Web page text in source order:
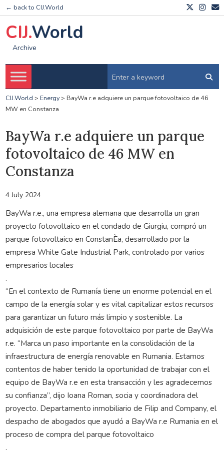
← back to CIJ.World
CIJ.World
Archive
CIJ.World > Energy> BayWa r.e adquiere un parque fotovoltaico de 46
MW en Constanza
BayWa r.e adquiere un parque
fotovoltaico de 46 MW en
Constanza
4 July 2024
BayWa r.e., una empresa alemana que desarrolla un gran
proyecto fotovoltaico en el condado de Giurgiu, compró un
parque fotovoltaico en ConstanÈa, desarrollado por la
empresa White Gate Industrial Park, controlado por varios
empresarios locales
.
“En el contexto de Rumanía tiene un enorme potencial en el
campo de la energía solar y es vital capitalizar estos recursos
para garantizar un futuro más limpio y sostenible. La
adquisición de este parque fotovoltaico por parte de BayWa
r.e. “Marca un paso importante en la consolidación de la
infraestructura de energía renovable en Rumania. Estamos
contentos de haber tenido la oportunidad de trabajar con el
equipo de BayWa r.e en esta transacción y les agradecemos
su confianza”, dijo Ioana Roman, socia y coordinadora del
proyecto. Departamento inmobiliario de Filip and Company, el
despacho de abogados que ayudó a BayWa r.e Rumania en el
proceso de compra del parque fotovoltaico
.